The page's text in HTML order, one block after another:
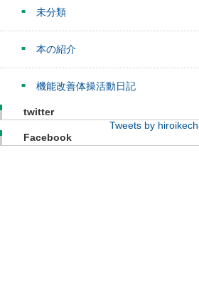
未分類
本の紹介
機能改善体操活動日記
twitter
Tweets by
Facebook